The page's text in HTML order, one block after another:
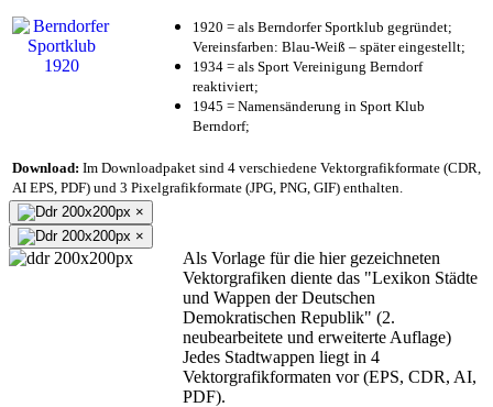
1920 = als Berndorfer Sportklub gegründet;
Vereinsfarben: Blau-Weiß – später eingestellt;
1934 = als Sport Vereinigung Berndorf
reaktiviert;
1945 = Namensänderung in Sport Klub
Berndorf;
Download: Im Downloadpaket sind 4 verschiedene Vektorgrafikformate (CDR,
AI EPS, PDF) und 3 Pixelgrafikformate (JPG, PNG, GIF) enthalten.
×
×
Als Vorlage für die hier gezeichneten
Vektorgrafiken diente das "Lexikon Städte
und Wappen der Deutschen
Demokratischen Republik" (2.
neubearbeitete und erweiterte Auflage)
Jedes Stadtwappen liegt in 4
Vektorgrafikformaten vor (EPS, CDR, AI,
PDF).